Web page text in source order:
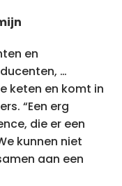
en
…
keten en komt in
“Een erg
die er een
kunnen niet
aan een